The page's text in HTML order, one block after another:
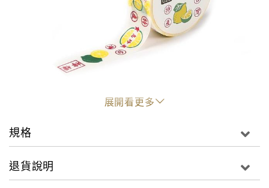
展開看更多
規格
退貨說明